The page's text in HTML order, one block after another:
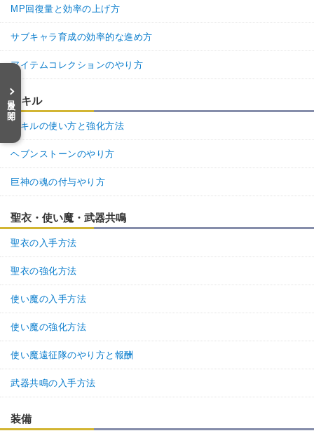
目次を開く
MP回復量と効率の上げ方
サブキャラ育成の効率的な進め方
アイテムコレクションのやり方
スキル
スキルの使い方と強化方法
ヘブンストーンのやり方
巨神の魂の付与やり方
聖衣・使い魔・武器共鳴
聖衣の入手方法
聖衣の強化方法
使い魔の入手方法
使い魔の強化方法
使い魔遠征隊のやり方と報酬
武器共鳴の入手方法
装備